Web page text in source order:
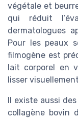
végétale et
qui réduit
dermatologues
Pour les peaux
filmogène est
lait corporel en
lisser
Il existe aussi
collagène bovin